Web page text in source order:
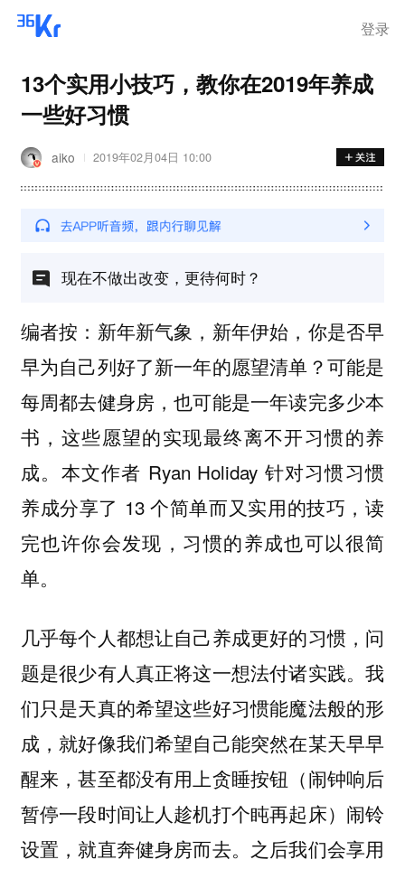
登录
13个实用小技巧，教你在2019年养成
一些好习惯
aiko 2019年02月04日 10:00
现在不做出改变，更待何时？
编者按：新年新气象，新年伊始，你是否早
早为自己列好了新一年的愿望清单？可能是
每周都去健身房，也可能是一年读完多少本
书，这些愿望的实现最终离不开习惯的养
成。本文作者 Ryan Holiday 针对习惯习惯
养成分享了 13 个简单而又实用的技巧，读
完也许你会发现，习惯的养成也可以很简
单。
几乎每个人都想让自己养成更好的习惯，问
题是很少有人真正将这一想法付诸实践。我
们只是天真的希望这些好习惯能魔法般的形
成，就好像我们希望自己能突然在某天早早
醒来，甚至都没有用上贪睡按钮（闹钟响后
暂停一段时间让人趁机打个盹再起床）闹铃
设置，就直奔健身房而去。之后我们会享用